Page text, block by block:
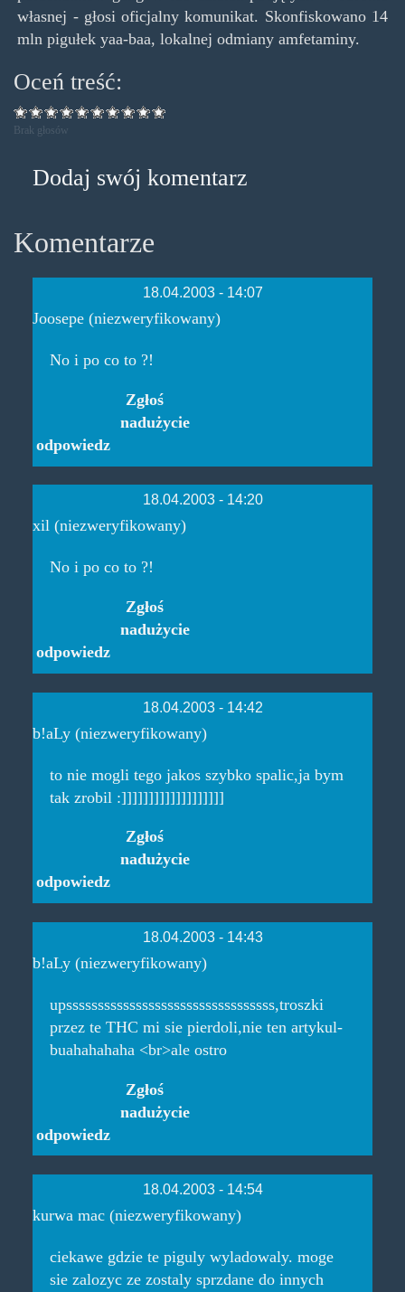
własnej - głosi oficjalny komunikat. Skonfiskowano 14
mln pigułek yaa-baa, lokalnej odmiany amfetaminy.
Oceń treść:
Brak głosów
Dodaj swój komentarz
Komentarze
18.04.2003 - 14:07
Joosepe (niezweryfikowany)
No i po co to ?!
odpowiedz
Zgłoś
nadużycie
18.04.2003 - 14:20
xil (niezweryfikowany)
No i po co to ?!
odpowiedz
Zgłoś
nadużycie
18.04.2003 - 14:42
b!aLy (niezweryfikowany)
to nie mogli tego jakos szybko spalic,ja bym
tak zrobil :]]]]]]]]]]]]]]]]]]]
odpowiedz
Zgłoś
nadużycie
18.04.2003 - 14:43
b!aLy (niezweryfikowany)
upsssssssssssssssssssssssssssssssss,troszki
przez te THC mi sie pierdoli,nie ten artykul-
buahahahaha <br>ale ostro
odpowiedz
Zgłoś
nadużycie
18.04.2003 - 14:54
kurwa mac (niezweryfikowany)
ciekawe gdzie te piguly wyladowaly. moge
sie zalozyc ze zostaly sprzdane do innych